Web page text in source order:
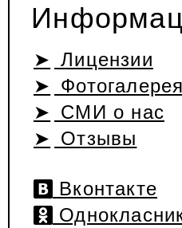
Лицензии
Фотогалерея
СМИ о нас
Отзывы
Вконтакте